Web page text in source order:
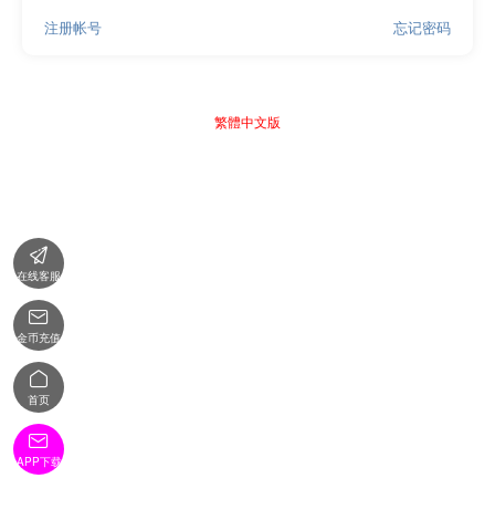
忘记密码
注册帐号
繁體中文版

在线客服

金币充值

首页

APP下载